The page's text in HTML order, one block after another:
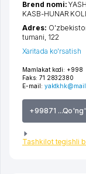
Mamlakat kodi: +998
Faks: 71 2832380
E-mail:
+99871
Tashkilot tegishli
Brend nomi:
KASB-HUNAR
Adres:
tumani, 122
Xaritada ko'rsatish